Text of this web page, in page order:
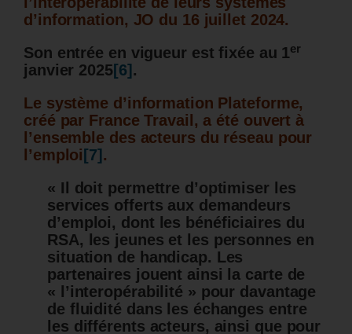
d’information, JO du 16 juillet 2024.
Son entrée en vigueur est fixée au 1er
janvier 2025 [6] .
Le système d’information Plateforme,
créé par France Travail, a été ouvert à
l’ensemble des acteurs du réseau pour
l’emploi [7] .
« Il doit permettre d’optimiser les
services offerts aux demandeurs
d’emploi, dont les bénéficiaires du
RSA, les jeunes et les personnes en
situation de handicap. Les
partenaires jouent ainsi la carte de
« l’interopérabilité » pour davantage
de fluidité dans les échanges entre
les différents acteurs, ainsi que pour